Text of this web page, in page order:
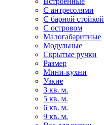
С антресолями
С барной стойкой
С островом
Малогабаритные
Модульные
Скрытые ручки
Размер
Мини-кухни
Узкие
3 кв. м.
5 кв. м.
6 кв. м.
9 кв. м.